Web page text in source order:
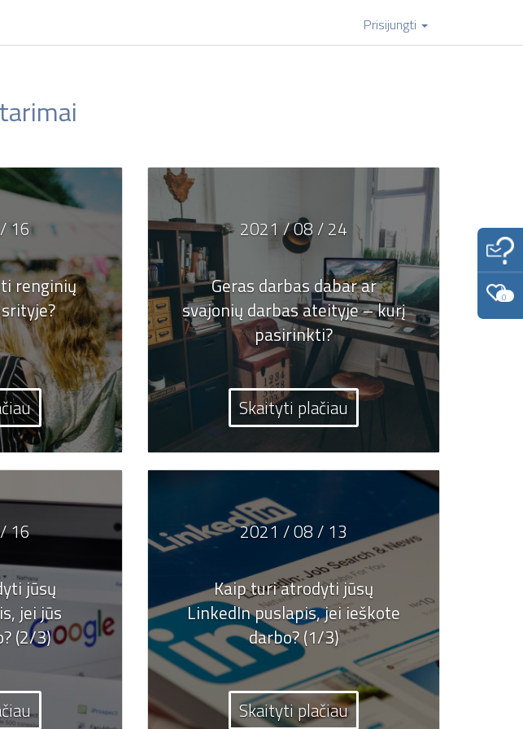
Prisijungti
16
renginių
2021 / 08 / 24
Geras darbas dabar ar
svajonių darbas ateityje – kurį
pasirinkti?
Skaityti plačiau
16
jūsų
jei jūs
(2/3)
2021 / 08 / 13
Kaip turi atrodyti jūsų
LinkedIn puslapis, jei ieškote
darbo? (1/3)
Skaityti plačiau
0